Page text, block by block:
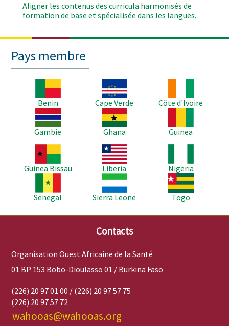
Aligner les contenus des curricula harmonisés de
formation de base et spécialisée dans les langues.
Pays membre
Benin
Image
Cape Verde
Côte d'Ivoire
Image
Gambie
Image
Ghana
Guinea
Image
Guinea Bissau
Image
Liberia
Nigeria
Senegal
Image
Sierra Leone
Image
Togo
Contacts
Organisation Ouest Africaine de la Santé
01 BP 153 Bobo-Dioulasso 01 / Burkina Faso
(226) 20 97 01 00 / (226) 20 97 57 75
(226) 20 97 57 72
wahooas@wahooas.org